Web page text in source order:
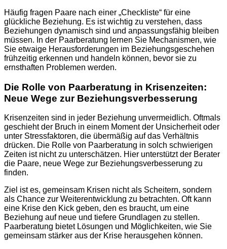
Häufig fragen Paare nach einer „Checkliste“ für eine
glückliche Beziehung. Es ist wichtig zu verstehen, dass
Beziehungen dynamisch sind und anpassungsfähig bleiben
müssen. In der Paarberatung lernen Sie Mechanismen, wie
Sie etwaige Herausforderungen im Beziehungsgeschehen
frühzeitig erkennen und handeln können, bevor sie zu
ernsthaften Problemen werden.
Die Rolle von Paarberatung in Krisenzeiten:
Neue Wege zur Beziehungsverbesserung
Krisenzeiten sind in jeder Beziehung unvermeidlich. Oftmals
geschieht der Bruch in einem Moment der Unsicherheit oder
unter Stressfaktoren, die übermäßig auf das Verhältnis
drücken. Die Rolle von Paarberatung in solch schwierigen
Zeiten ist nicht zu unterschätzen. Hier unterstützt der Berater
die Paare, neue Wege zur Beziehungsverbesserung zu
finden.
Ziel ist es, gemeinsam Krisen nicht als Scheitern, sondern
als Chance zur Weiterentwicklung zu betrachten. Oft kann
eine Krise den Kick geben, den es braucht, um eine
Beziehung auf neue und tiefere Grundlagen zu stellen.
Paarberatung bietet Lösungen und Möglichkeiten, wie Sie
gemeinsam stärker aus der Krise herausgehen können.